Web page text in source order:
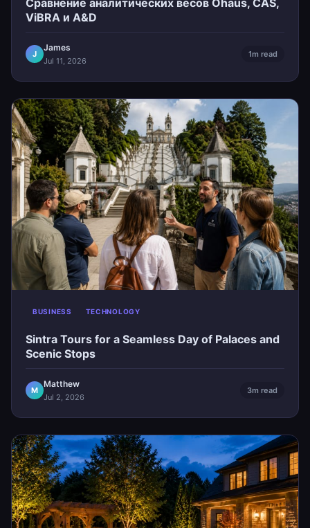
ViBRA и A&D
J
James
Jul 11, 2026
1m read
BUSINESS TECHNOLOGY
Sintra Tours for a Seamless Day of Palaces and
Scenic Stops
M
Matthew
Jul 2, 2026
3m read